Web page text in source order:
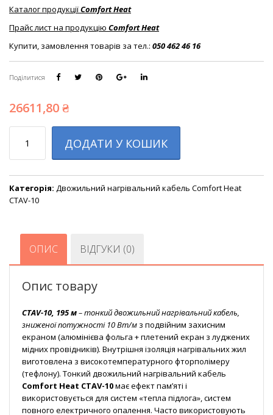
Каталог продукціїComfort Heat
Прайс лист на продукцію Comfort Heat
Купити, замовлення товарів за тел.: 050 462 46 16
Поділитися
26611,80₴
ДОДАТИ У КОШИК
Категорія: Двожильний нагрівальний кабель Comfort Heat
CTAV-10
ОПИС ВІДГУКИ (0)
Опис товару
CTAV-10, 195 м– тонкий двожильний нагрівальний кабель,
зниженої потужності 10 Вт/м з подвійним захисним
екраном (алюмінієва фольга + плетений екран з луджених
мідних провідників). Внутрішня ізоляція нагрівальних жил
виготовлена з високотемпературного фторполімеру
(тефлону). Тонкий двожильний нагрівальний кабель
Comfort Heat CTAV-10має ефект пам’яті і
використовується для систем «тепла підлога», систем
повного електричного опалення. Часто використовують